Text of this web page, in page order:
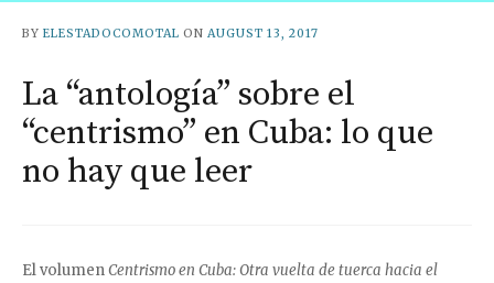
BY ELESTADOCOMOTAL ON AUGUST 13, 2017
La “antología” sobre el
“centrismo” en Cuba: lo que
no hay que leer
El volumenCentrismo en Cuba: Otra vuelta de tuerca hacia el